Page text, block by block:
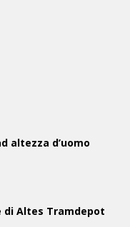
altezza d’uomo
Altes Tramdepot